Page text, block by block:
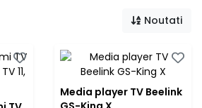
Noutati
Media player TV Beelink